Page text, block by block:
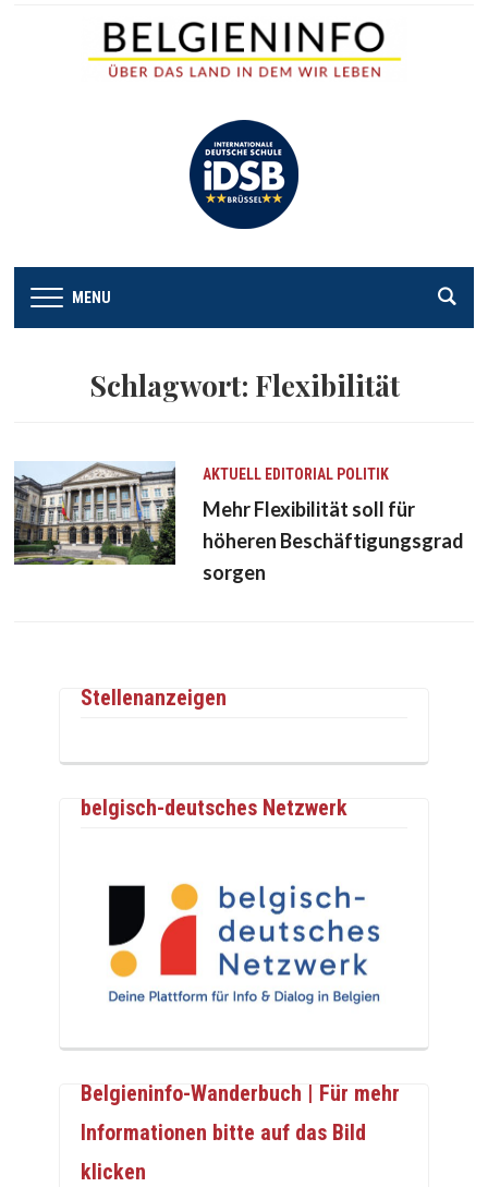
MENU
Schlagwort: Flexibilität
AKTUELL EDITORIAL POLITIK
Mehr Flexibilität soll für
höheren Beschäftigungsgrad
sorgen
Stellenanzeigen
belgisch-deutsches Netzwerk
Belgieninfo-Wanderbuch | Für mehr
Informationen bitte auf das Bild
klicken